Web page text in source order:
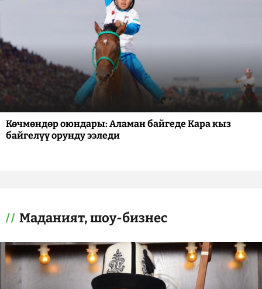
Көчмөндөр оюндары: Аламан байгеде Кара кыз
байгелүү орунду ээледи
Маданият, шоу-бизнес